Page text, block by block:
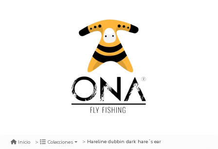
Inicio Colecciones Hareline dubbin dark hare´s ear